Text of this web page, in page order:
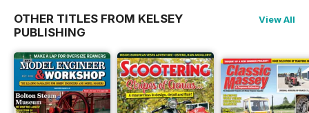
OTHER TITLES FROM KELSEY
PUBLISHING
View All